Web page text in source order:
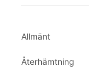
Allmänt
Återhämtning